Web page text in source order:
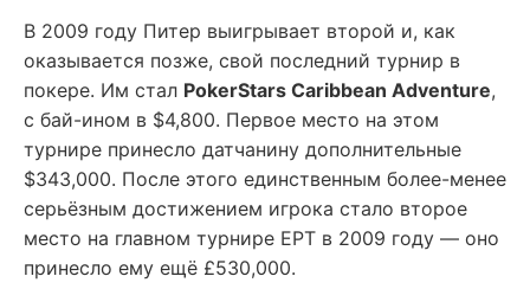
В 2009 году Питер выигрывает второй и, как
оказывается позже, свой последний турнир в
покере. Им стал PokerStars Caribbean Adventure,
с бай-ином в $4,800. Первое место на этом
турнире принесло датчанину дополнительные
$343,000. После этого единственным более-менее
серьёзным достижением игрока стало второе
место на главном турнире EPT в 2009 году — оно
принесло ему ещё £530,000.